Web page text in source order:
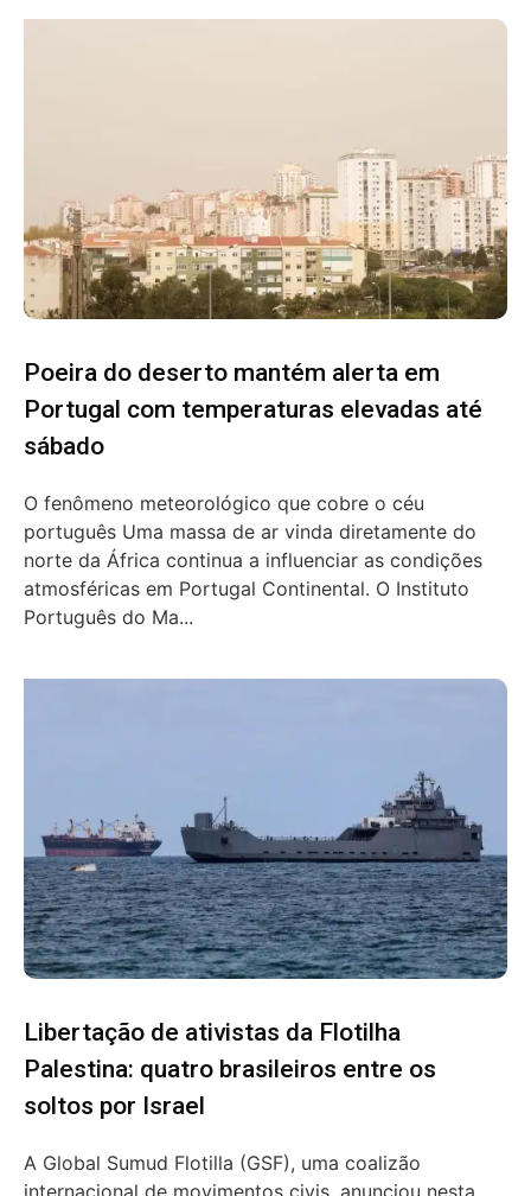
Poeira do deserto mantém alerta em
Portugal com temperaturas elevadas até
sábado
O fenômeno meteorológico que cobre o céu
português Uma massa de ar vinda diretamente do
norte da África continua a influenciar as condições
atmosféricas em Portugal Continental. O Instituto
Português do Ma...
Libertação de ativistas da Flotilha
Palestina: quatro brasileiros entre os
soltos por Israel
A Global Sumud Flotilla (GSF), uma coalizão
internacional de movimentos civis, anunciou nesta